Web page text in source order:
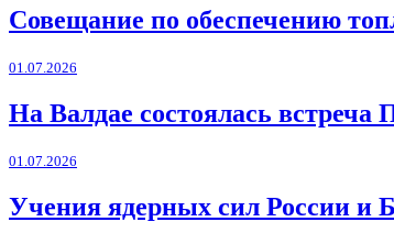
Совещание по обеспечению
01.07.2026
На Валдае состоялась встреча
01.07.2026
Учения ядерных сил России и